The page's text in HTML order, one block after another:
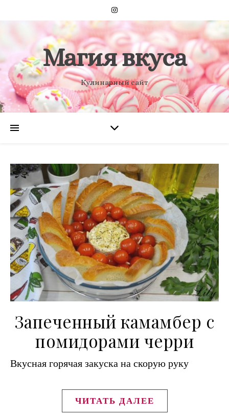
Магия вкуса
Кулинарный сайт
Запеченный камамбер с
помидорами черри
Вкусная горячая закуска на скорую руку
ЧИТАТЬ ДАЛЕЕ